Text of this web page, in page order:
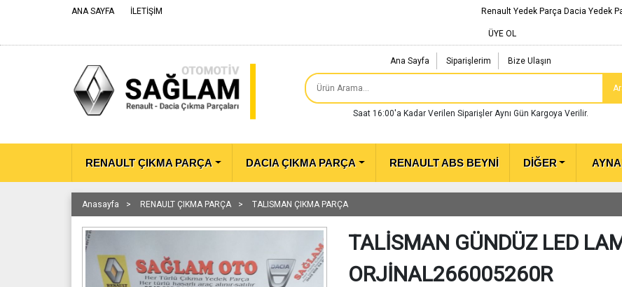
ANA SAYFA İLETİŞİM Renault Yedek Parça Dacia Yedek
ÜYE OL
Ana Sayfa Siparişlerim Bize Ulaşın
Saat 16:00'a Kadar Verilen Siparişler Aynı Gün Kargoya Verilir.
RENAULT ÇIKMA PARÇA DACIA ÇIKMA PARÇA RENAULT ABS BEYNİ DİĞER
Anasayfa RENAULT ÇIKMA PARÇA TALISMAN ÇIKMA PARÇA
TALİSMAN GÜNDÜZ LED
ORJİNAL266005260R